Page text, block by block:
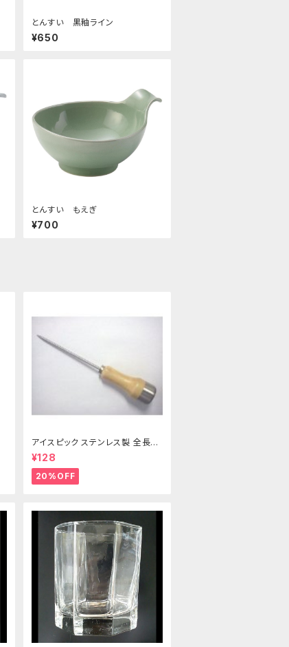
とんすい 黒釉ライン
¥650
とんすい もえぎ
¥700
アイスピック ステンレス製 全長21
5ｍｍ
¥128
20%OFF